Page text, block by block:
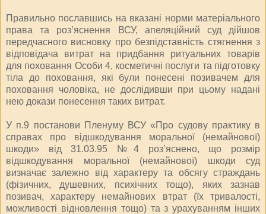
Правильно пославшись на вказані норми матеріального
права та роз’яснення ВСУ, апеляційний суд дійшов
передчасного висновку про безпідставність стягнення з
відповідача витрат на придбання ритуальних товарів
для поховання Особи 4, косметичні послуги та підготовку
тіла до поховання, які були понесені позивачем для
поховання чоловіка, не дослідивши при цьому надані
нею докази понесення таких витрат.
У п.9 постанови Пленуму ВСУ «Про судову практику в
справах про відшкодування моральної (немайнової)
шкоди» від 31.03.95 №4 роз’яснено, що розмір
відшкодування моральної (немайнової) шкоди суд
визначає залежно від характеру та обсягу страждань
(фізичних, душевних, психічних тощо), яких зазнав
позивач, характеру немайнових втрат (їх тривалості,
можливості відновлення тощо) та з урахуванням інших